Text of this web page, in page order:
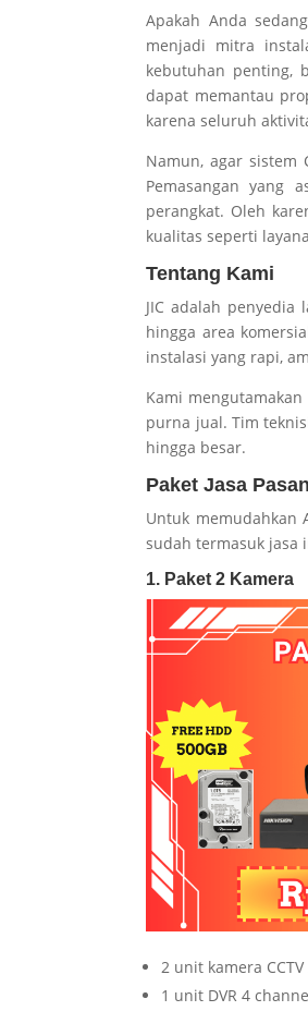
Apakah Anda
menjadi mitra
kebutuhan penting,
dapat memantau
karena seluruh
Namun, agar sistem
Pemasangan yang
perangkat. Oleh
kualitas seperti
Tentang Kami
JIC adalah penyedia
hingga area
instalasi yang rapi,
Kami
purna jual. Tim
hingga besar.
Paket Jasa
Untuk memudahkan
sudah termasuk jasa
1. Paket 2 Kamera
2 unit kamera
1 unit DVR 4